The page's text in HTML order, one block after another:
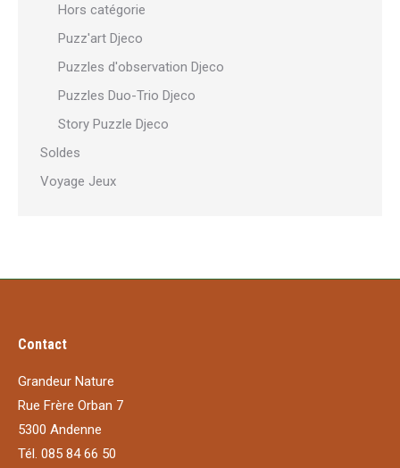
Hors catégorie
Puzz'art Djeco
Puzzles d'observation Djeco
Puzzles Duo-Trio Djeco
Story Puzzle Djeco
Soldes
Voyage Jeux
Contact
Grandeur Nature
Rue Frère Orban 7
5300 Andenne
Tél. 085 84 66 50